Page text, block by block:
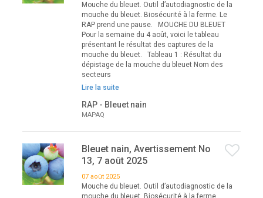
Mouche du bleuet. Outil d’autodiagnostic de la
mouche du bleuet. Biosécurité à la ferme. Le
RAP prend une pause. MOUCHE DU BLEUET
Pour la semaine du 4 août, voici le tableau
présentant le résultat des captures de la
mouche du bleuet. Tableau 1 : Résultat du
dépistage de la mouche du bleuet Nom des
secteurs
Lire la suite
RAP - Bleuet nain
MAPAQ
Bleuet nain, Avertissement No
13, 7 août 2025
07 août 2025
Mouche du bleuet. Outil d’autodiagnostic de la
mouche du bleuet. Biosécurité à la ferme.